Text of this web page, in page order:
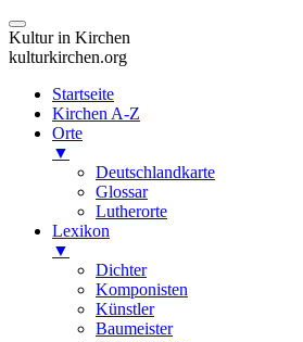
Kultur in Kirchen
kulturkirchen.org
Startseite
Kirchen A-Z
Orte
▼
Deutschlandkarte
Glossar
Lutherorte
Lexikon
▼
Dichter
Komponisten
Künstler
Baumeister